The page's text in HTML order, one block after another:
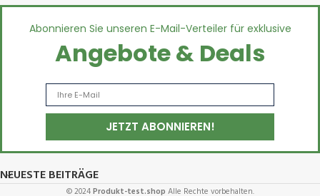
Abonnieren Sie unseren E-Mail-Verteiler für exklusive
Angebote & Deals
NEUESTE BEITRÄGE
© 2024Produkt-test.shop Alle Rechte vorbehalten.